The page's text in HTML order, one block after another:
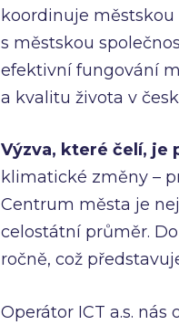
koordinuje městskou
s městskou
efektivní fungování
a kvalitu života v
Výzva, které čelí, je
klimatické změny –
Centrum města je
celostátní průměr.
ročně, což
Operátor ICT a.s. nás